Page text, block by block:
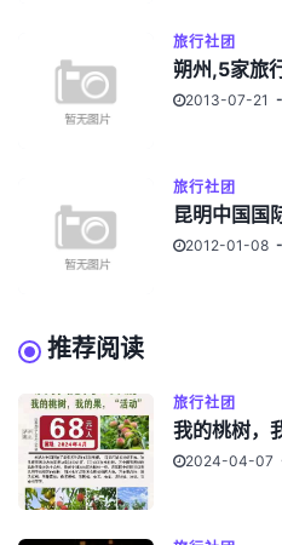
旅行社团
朔州,5家旅
2013-07-21
旅行社团
昆明中国国
2012-01-08
推荐阅读
旅行社团
我的桃树，
2024-04-07